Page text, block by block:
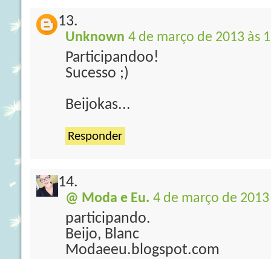
Unknown 4 de março de 2013 às
Participandoo!
Sucesso ;)
Beijokas...
Responder
@ Moda e Eu. 4 de março de
participando.
Beijo, Blanc
Modaeeu.blogspot.com